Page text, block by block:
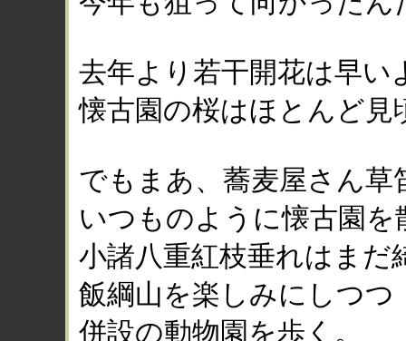
去年より若干開花は早い
懐古園の桜はほとんど見
でもまあ、蕎麦屋さん
いつものように懐古園
小諸八重紅枝垂れはまだ
飯綱山を楽しみにしつつ
併設の動物園を歩く。